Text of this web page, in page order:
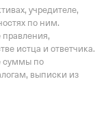
учредителе,
по ним.
истца и ответчика.
суммы по
выписки из